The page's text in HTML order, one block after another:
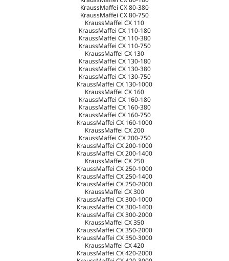
KraussMaffei CX 80-380
KraussMaffei CX 80-750
KraussMaffei CX 110
KraussMaffei CX 110-180
KraussMaffei CX 110-380
KraussMaffei CX 110-750
KraussMaffei CX 130
KraussMaffei CX 130-180
KraussMaffei CX 130-380
KraussMaffei CX 130-750
KraussMaffei CX 130-1000
KraussMaffei CX 160
KraussMaffei CX 160-180
KraussMaffei CX 160-380
KraussMaffei CX 160-750
KraussMaffei CX 160-1000
KraussMaffei CX 200
KraussMaffei CX 200-750
KraussMaffei CX 200-1000
KraussMaffei CX 200-1400
KraussMaffei CX 250
KraussMaffei CX 250-1000
KraussMaffei CX 250-1400
KraussMaffei CX 250-2000
KraussMaffei CX 300
KraussMaffei CX 300-1000
KraussMaffei CX 300-1400
KraussMaffei CX 300-2000
KraussMaffei CX 350
KraussMaffei CX 350-2000
KraussMaffei CX 350-3000
KraussMaffei CX 420
KraussMaffei CX 420-2000